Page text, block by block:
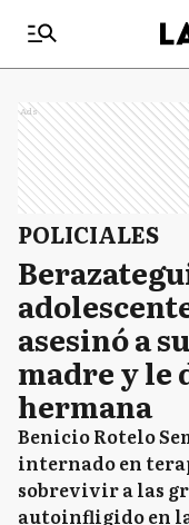
Ads
POLICIALES
asesinó a
madre y le
hermana
Benicio Rotelo
internado en
sobrevivir a las
autoinfligido en